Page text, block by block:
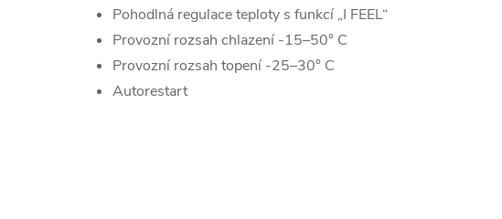
Pohodlná regulace teploty s funkcí „I FEEL“
Provozní rozsah chlazení -15–50° C
Provozní rozsah topení -25–30° C
Autorestart